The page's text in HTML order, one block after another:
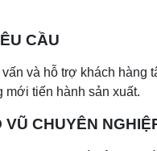
CẦU
và hỗ trợ khách hàng
mới tiến hành sản xuất.
CHUYÊN